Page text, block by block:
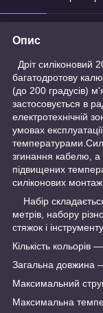
Опис
Дріт силіконовий
багатодротову
(до 200 градусів)
застосовується в
електротехнічній
умовах
згинання кабелю,
підвищених
силіконових
Набір складається
метрів, набору
стяжок і
Кількість кольорів
Загальна довжина
Максимальний
Максимальна